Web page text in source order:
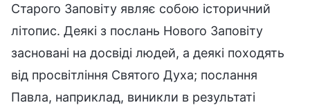
Старого Заповіту являє собою історичний
літопис. Деякі з послань Нового Заповіту
засновані на досвіді людей, а деякі походять
від просвітління Святого Духа; послання
Павла, наприклад, виникли в результаті